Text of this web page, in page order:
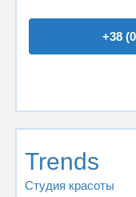
+38
Trends
Студия красоты